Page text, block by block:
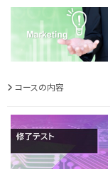
コースの内容